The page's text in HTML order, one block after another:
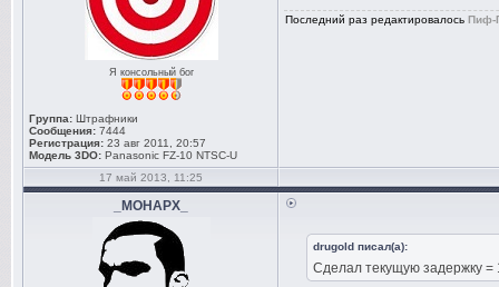
Я консольный бог
Группа: Штрафники
Сообщения: 7444
Регистрация: 23 авг 2011, 20:57
Модель 3DO: Panasonic FZ-10 NTSC-U
Последний раз редактировалось Пиф-
17 май 2013, 11:25
_MOHAPX_
drugold писал(а):
Сделал текущую задержку =